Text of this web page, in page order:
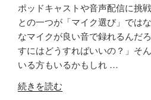
タ
ー
フ
ェ
ー
ス
ド
キ
ャ
ス
ト
音
Amazon
RSS
RSS FEED
SHARE
LINK
EMBED
ポッドキャストや音声配信に挑
との一つが「マイク選び」では
なマイクが良い音で録れるんだ
すにはどうすればいいの？」そ
いる方もいるかもしれ …
"原
続きを読む